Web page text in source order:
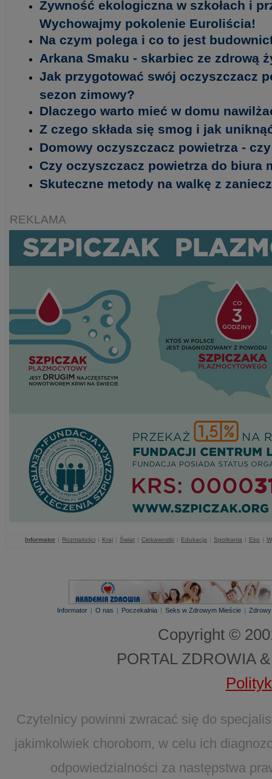
Żywność ekologiczna w szkołach i
Wychowajmy pokolenie Euroliścia!
Na czym polega i co to jest
Arkana Smaku - skarbiec ze zdrową
Jak przygotować swój oczyszczacz
sezon zimowy?
Dlaczego warto mieć w domu
Z czego składa się smog i jak
Domowy oczyszczacz powietrza -
Czy oczyszczacz powietrza do biura
Skuteczne metody na walkę z
REKLAMA
Informator | Rozmaitości | Kraj | Świat | Ciekawostki | Edukacja | Spotkania | Eko |
Informator | O nas | Poczekalnia | Seks w Zdrowym Mieście |
Copyright ©
PORTAL ZDROWIA
Czytelnicy powinni zwracać się do
jakimkolwiek chorobom, w celu ich
odpowiedzialności za następstwa